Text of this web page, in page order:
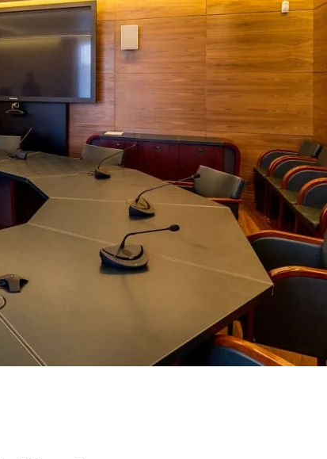
750 кв.м.
Адрес:ул. Б. Пушкарская, 14, литер
Петербург